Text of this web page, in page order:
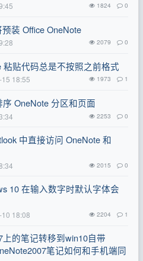
1824 0
装 Office OneNote
2079 0
粘贴代码总是不按照之前格式
18:55 1973 1
OneNote 分区和页面
2253 0
中直接访问 OneNote 和
2015 0
10 在输入数字时默认字体会
18:08 2204 1
的笔记转移到win10自带
笔记如何和手机端同